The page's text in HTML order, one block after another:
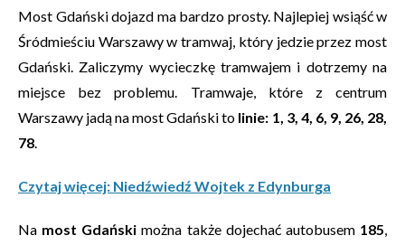
Most Gdański dojazd ma bardzo prosty. Najlepiej wsiąść w
Śródmieściu Warszawy w tramwaj, który jedzie przez most
Gdański. Zaliczymy wycieczkę tramwajem i dotrzemy na
miejsce bez problemu. Tramwaje, które z centrum
Warszawy jadą na most Gdański to linie: 1, 3, 4, 6, 9, 26, 28,
78.
Czytaj więcej: Niedźwiedź Wojtek z Edynburga
Na most Gdański można także dojechać autobusem 185,